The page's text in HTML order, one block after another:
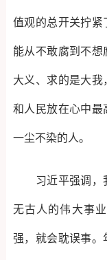
值观的总开关拧紧
能从不敢腐到不
大义、求的是大
和人民放在心中最
一尘不染的人。
习近平强调，我
无古人的伟大事
强，就会耽误事。